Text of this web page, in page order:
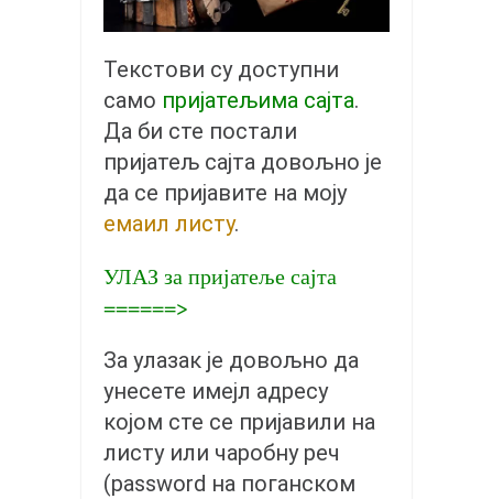
законоправило
забрањена историја
ћирилица
породичне приче
прота Воја
уместо твитера
календар српски
Окинава карате
најновије на блогу
моје белешке
историја каратеа
Текстови су доступни
само пријатељима сајта.
Да би сте постали
пријатељ сајта довољно је
да се пријавите на моју
емаил листу.
УЛАЗ за пријатеље сајта
======>
За улазак је довољно да
унесете имејл адресу
којом сте се пријавили на
листу или чаробну реч
(password на поганском